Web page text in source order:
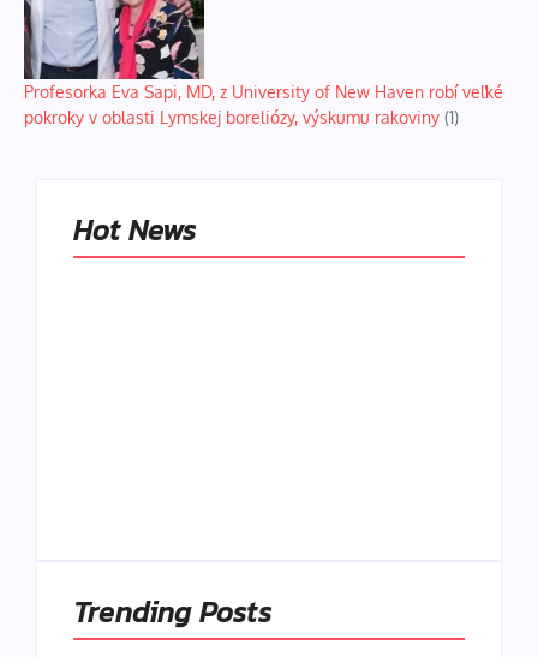
Profesorka Eva Sapi, MD, z University of New Haven robí veľké
pokroky v oblasti Lymskej boreliózy, výskumu rakoviny (1)
Hot News
Trending Posts